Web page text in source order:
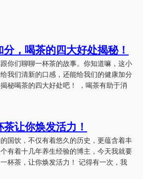
，喝茶的四大好处揭秘！
你们聊聊一杯茶的故事。你知道嘛，这小
我们清新的口感，还能给我们的健康加分
秘喝茶的四大好处吧！ ，喝茶有助于消
让你焕发活力！
国饮，不仅有着悠久的历史，更蕴含着丰
有着十几年养生经验的博主，今天我就要
杯茶，让你焕发活力！ 记得有一次，我